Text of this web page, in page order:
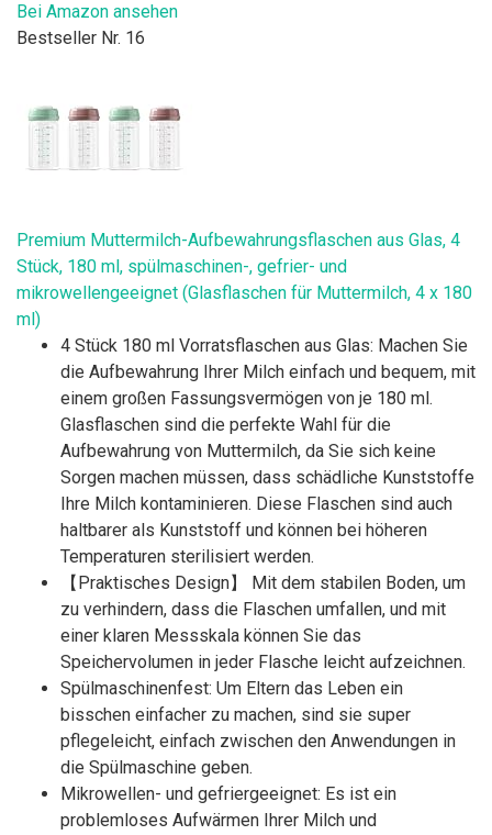
Bei Amazon ansehen
Bestseller Nr. 16
Premium Muttermilch-Aufbewahrungsflaschen aus Glas, 4
Stück, 180 ml, spülmaschinen-, gefrier- und
mikrowellengeeignet (Glasflaschen für Muttermilch, 4 x 180
ml)
4 Stück 180 ml Vorratsflaschen aus Glas: Machen Sie
die Aufbewahrung Ihrer Milch einfach und bequem, mit
einem großen Fassungsvermögen von je 180 ml.
Glasflaschen sind die perfekte Wahl für die
Aufbewahrung von Muttermilch, da Sie sich keine
Sorgen machen müssen, dass schädliche Kunststoffe
Ihre Milch kontaminieren. Diese Flaschen sind auch
haltbarer als Kunststoff und können bei höheren
Temperaturen sterilisiert werden.
【Praktisches Design】 Mit dem stabilen Boden, um
zu verhindern, dass die Flaschen umfallen, und mit
einer klaren Messskala können Sie das
Speichervolumen in jeder Flasche leicht aufzeichnen.
Spülmaschinenfest: Um Eltern das Leben ein
bisschen einfacher zu machen, sind sie super
pflegeleicht, einfach zwischen den Anwendungen in
die Spülmaschine geben.
Mikrowellen- und gefriergeeignet: Es ist ein
problemloses Aufwärmen Ihrer Milch und